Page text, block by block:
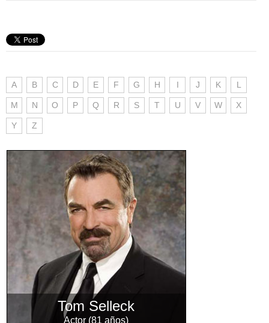
A B C D E F G H I J K L
M N O P Q R S T U V W X
Y Z
Tom Selleck
Actor (81 años)